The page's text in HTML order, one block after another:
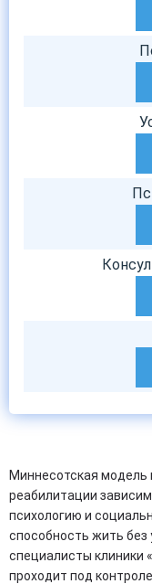
Миннесотская модель
реабилитации
психологию и
способность жить
специалисты клиники
проходит под